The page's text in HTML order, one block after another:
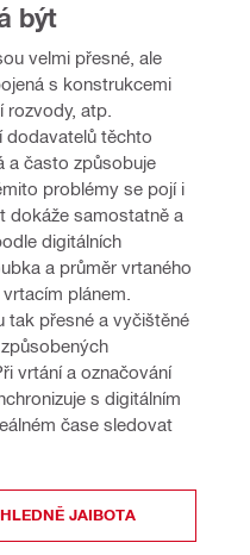
být
velmi přesné, ale
s konstrukcemi
atp.
dodavatelů těchto
a často způsobuje
problémy se pojí i
dokáže samostatně a
digitálních
a průměr vrtaného
plánem.
tak přesné a vyčištěné
vrtání a označování
s digitálním
čase sledovat
JAIBOTA